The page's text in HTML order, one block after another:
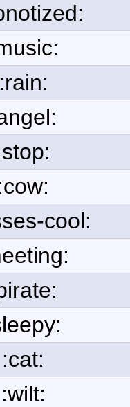
:rain:
:cow:
cool:
:cat:
:wilt: